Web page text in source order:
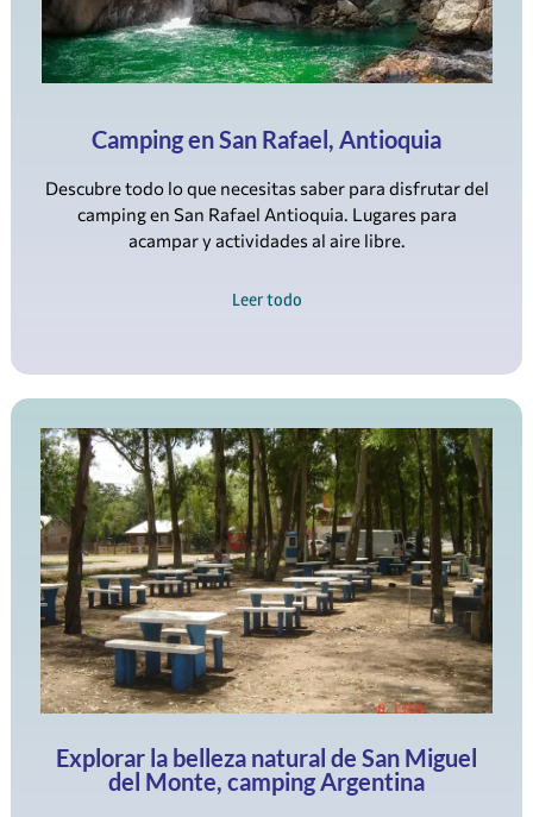
Camping en San Rafael, Antioquia
Descubre todo lo que necesitas saber para disfrutar del
camping en San Rafael Antioquia. Lugares para
acampar y actividades al aire libre.
Leer todo
Explorar la belleza natural de San Miguel
del Monte, camping Argentina